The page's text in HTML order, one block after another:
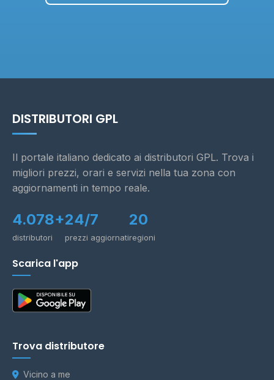
DISTRIBUTORI GPL
Il portale italiano dedicato ai distributori GPL. Trova i
migliori prezzi, orari e servizi nella tua zona con
aggiornamenti in tempo reale.
4.078+
distributori
24/7
prezzi aggiornati
20
regioni
Scarica l'app
Trova distributore
Vicino a me